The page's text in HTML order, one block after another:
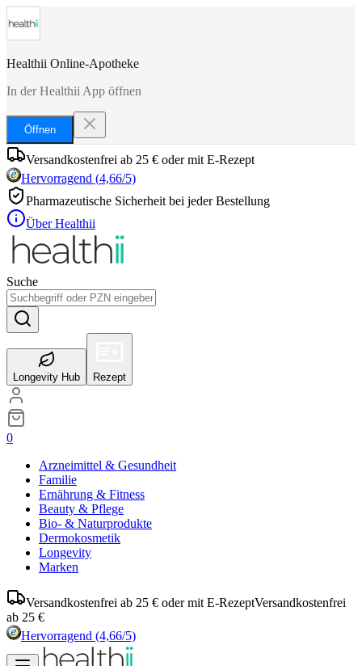
Healthii Online-Apotheke
In der Healthii App öffnen
Öffnen
Versandkostenfrei ab 25 € oder mit E-Rezept
Hervorragend (4,66/5)
Pharmazeutische Sicherheit bei jeder Bestellung
Über Healthii
Suche
Longevity Hub Rezept
0
Arzneimittel & Gesundheit
Familie
Ernährung & Fitness
Beauty & Pflege
Bio- & Naturprodukte
Dermokosmetik
Longevity
Marken
Versandkostenfrei ab 25 € oder mit E-RezeptVersandkostenfrei
ab 25 €
Hervorragend (4,66/5)